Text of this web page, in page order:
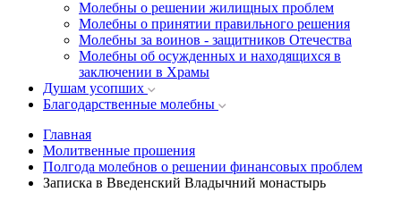
Молебны о решении жилищных проблем
Молебны о принятии правильного решения
Молебны за воинов - защитников Отечества
Молебны об осужденных и находящихся в
заключении в Храмы
Душам усопших
Благодарственные молебны
Главная
Молитвенные прошения
Полгода молебнов о решении финансовых проблем
Записка в Введенский Владычний монастырь